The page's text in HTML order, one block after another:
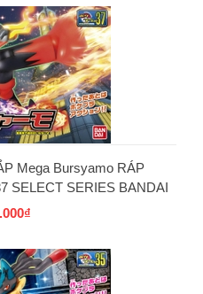
Mega Bursyamo RÁP
SELECT SERIES BANDAI